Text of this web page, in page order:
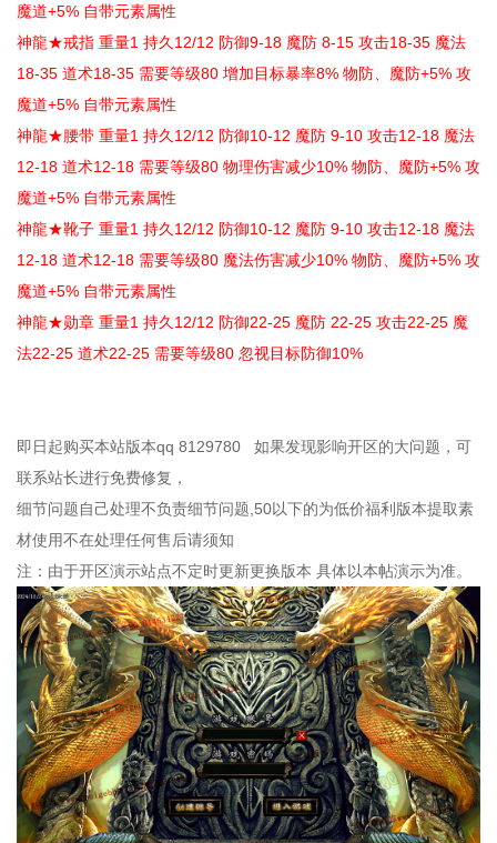
魔道+5% 自带元素属性
神龍★戒指 重量1 持久12/12 防御9-18 魔防 8-15 攻击18-35 魔法
18-35 道术18-35 需要等级80 增加目标暴率8% 物防、魔防+5% 攻
魔道+5% 自带元素属性
神龍★腰带 重量1 持久12/12 防御10-12 魔防 9-10 攻击12-18 魔法
12-18 道术12-18 需要等级80 物理伤害减少10% 物防、魔防+5% 攻
魔道+5% 自带元素属性
神龍★靴子 重量1 持久12/12 防御10-12 魔防 9-10 攻击12-18 魔法
12-18 道术12-18 需要等级80 魔法伤害减少10% 物防、魔防+5% 攻
魔道+5% 自带元素属性
神龍★勋章 重量1 持久12/12 防御22-25 魔防 22-25 攻击22-25 魔
法22-25 道术22-25 需要等级80 忽视目标防御10%
即日起购买本站版本qq 8129780 如果发现影响开区的大问题，可
联系站长进行免费修复，
细节问题自己处理不负责细节问题,50以下的为低价福利版本提取素
材使用不在处理任何售后请须知
注：由于开区演示站点不定时更新更换版本 具体以本帖演示为准。